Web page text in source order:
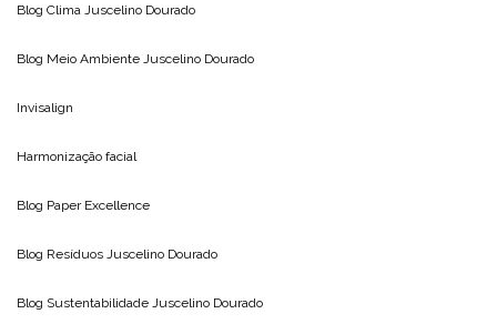
Blog Clima Juscelino Dourado
Blog Meio Ambiente Juscelino Dourado
Invisalign
Harmonização facial
Blog Paper Excellence
Blog Resíduos Juscelino Dourado
Blog Sustentabilidade Juscelino Dourado